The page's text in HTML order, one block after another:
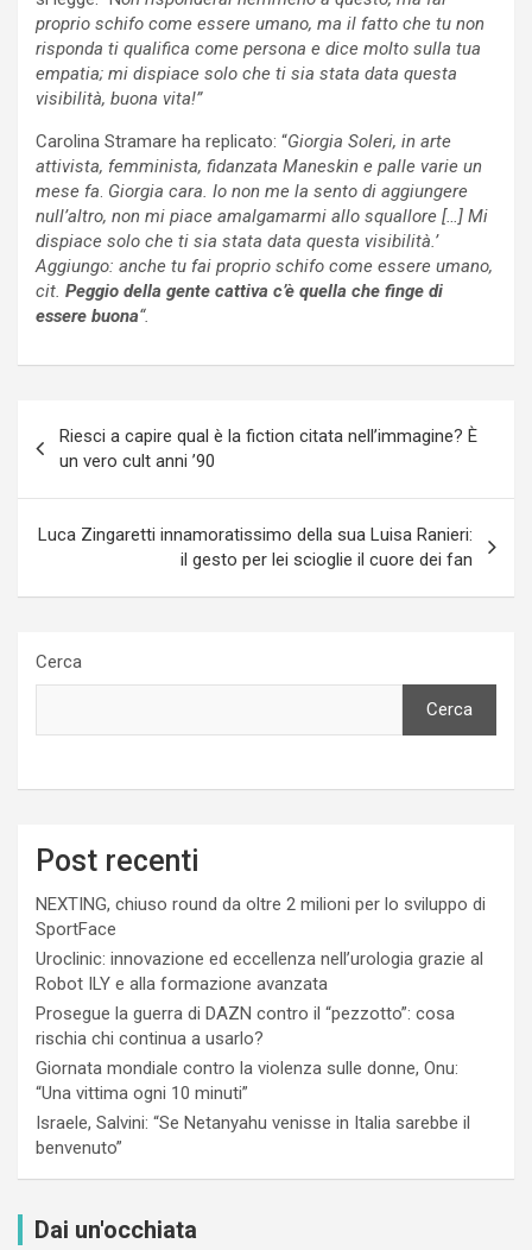
proprio schifo come essere umano, ma il fatto che tu non
risponda ti qualifica come persona e dice molto sulla tua
empatia; mi dispiace solo che ti sia stata data questa
visibilità, buona vita!”
Carolina Stramare ha replicato: “Giorgia Soleri, in arte
attivista, femminista, fidanzata Maneskin e palle varie un
mese fa. Giorgia cara. Io non me la sento di aggiungere
null’altro, non mi piace amalgamarmi allo squallore […] Mi
dispiace solo che ti sia stata data questa visibilità.’
Aggiungo: anche tu fai proprio schifo come essere umano,
cit. Peggio della gente cattiva c’è quella che finge di
essere buona“.
articoli
Riesci a capire qual è la fiction citata nell’immagine? È
un vero cult anni ’90
Luca Zingaretti innamoratissimo della sua Luisa Ranieri:
il gesto per lei scioglie il cuore dei fan
Cerca
Cerca
Post recenti
NEXTING, chiuso round da oltre 2 milioni per lo sviluppo di
SportFace
Uroclinic: innovazione ed eccellenza nell’urologia grazie al
Robot ILY e alla formazione avanzata
Prosegue la guerra di DAZN contro il “pezzotto”: cosa
rischia chi continua a usarlo?
Giornata mondiale contro la violenza sulle donne, Onu:
“Una vittima ogni 10 minuti”
Israele, Salvini: “Se Netanyahu venisse in Italia sarebbe il
benvenuto”
Dai un'occhiata